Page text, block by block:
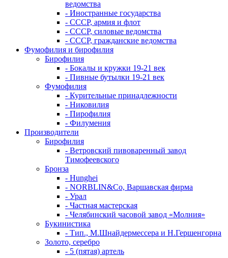
ведомства
- Иностранные государства
- СССР, армия и флот
- СССР, силовые ведомства
- СССР, гражданские ведомства
Фумофилия и бирофилия
Бирофилия
- Бокалы и кружки 19-21 век
- Пивные бутылки 19-21 век
Фумофилия
- Курительные принадлежности
- Никовилия
- Пирофилия
- Филумения
Производители
Бирофилия
- Ветровский пивоваренный завод
Тимофеевского
Бронза
- Hunghei
- NORBLIN&Co, Варшавская фирма
- Урал
- Частная мастерская
- Челябинский часовой завод «Молния»
Букинистика
- Тип., М.Шнайдермессера и Н.Гершенгорна
Золото, серебро
- 5 (пятая) артель